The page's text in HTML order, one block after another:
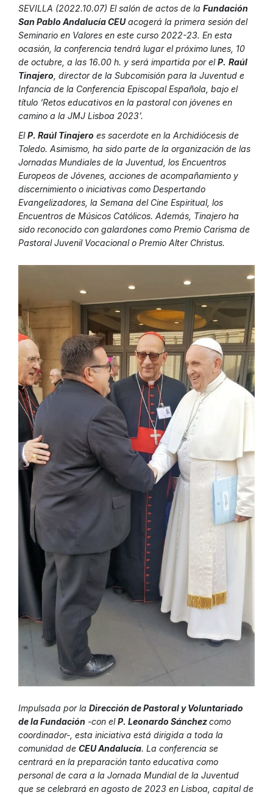
SEVILLA (2022.10.07) El salón de actos de la Fundación
San Pablo Andalucía CEUacogerá la primera sesión del
Seminario en Valores en este curso 2022-23. En esta
ocasión, la conferencia tendrá lugar el próximo lunes, 10
de octubre, a las 16.00 h. y será impartida por elP. Raúl
Tinajero , director de la Subcomisión para la Juventud e
Infancia de la Conferencia Episcopal Española, bajo el
título ‘Retos educativos en la pastoral con jóvenes en
camino a la JMJ Lisboa 2023’.
ElP. Raúl Tinajero es sacerdote en la Archidiócesis de
Toledo. Asimismo, ha sido parte de la organización de las
Jornadas Mundiales de la Juventud, los Encuentros
Europeos de Jóvenes, acciones de acompañamiento y
discernimiento o iniciativas como Despertando
Evangelizadores, la Semana del Cine Espiritual, los
Encuentros de Músicos Católicos. Además, Tinajero ha
sido reconocido con galardones como Premio Carisma de
Pastoral Juvenil Vocacional o Premio Alter Christus.
Impulsada por la Dirección de Pastoral y Voluntariado
de la Fundación -con elP. Leonardo Sánchezcomo
coordinador-, esta iniciativa está dirigida a toda la
comunidad de CEU Andalucía. La conferencia se
centrará en la preparación tanto educativa como
personal de cara a la Jornada Mundial de la Juventud
que se celebrará en agosto de 2023 en Lisboa, capital de